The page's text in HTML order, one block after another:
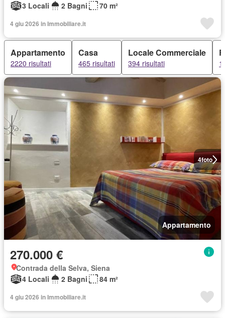
3 Locali
2 Bagni 70 m²
4 giu 2026 in Immobiliare.it
Appartamento
2220 risultati
Casa
465 risultati
Locale Commerciale
394 risultati
4foto
Appartamento
270.000 €
Contrada della Selva, Siena
4 Locali
2 Bagni 84 m²
4 giu 2026 in Immobiliare.it